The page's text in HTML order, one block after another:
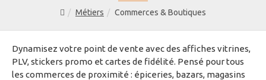
Métiers Commerces & Boutiques
Dynamisez votre point de vente avec des affiches vitrines,
PLV, stickers promo et cartes de fidélité. Pensé pour tous
les commerces de proximité : épiceries, bazars, magasins